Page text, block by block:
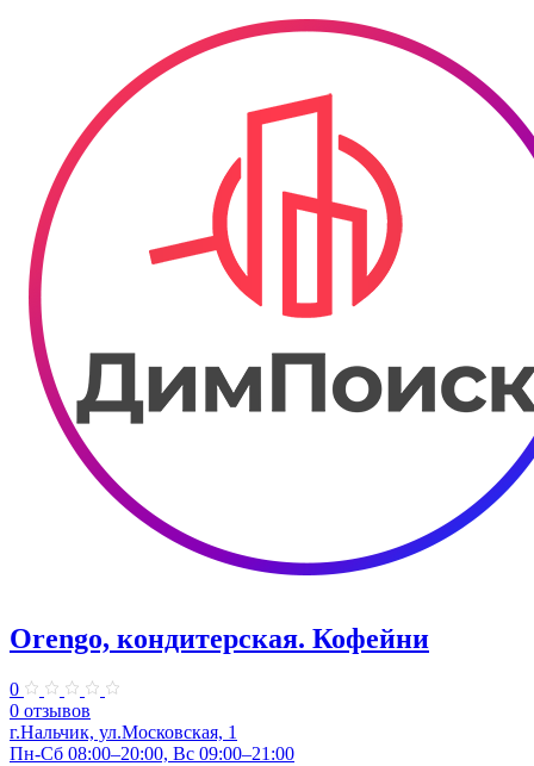
Orengo, кондитерская. Кофейни
0
0 отзывов
г.Нальчик, ул.Московская, 1
Пн-Сб 08:00–20:00, Вс 09:00–21:00